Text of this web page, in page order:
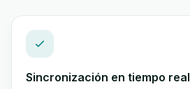
Sincronización en tiempo real